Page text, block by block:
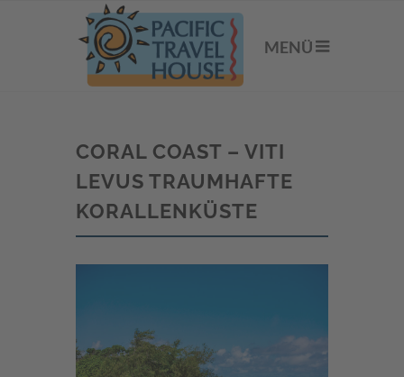
MENÜ
CORAL COAST – VITI
LEVUS TRAUMHAFTE
KORALLENKÜSTE